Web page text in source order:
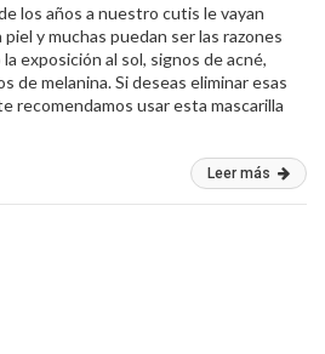
los años a nuestro cutis le vayan
y muchas puedan ser las razones
exposición al sol, signos de acné,
de melanina. Si deseas eliminar esas
recomendamos usar esta mascarilla
Leer más